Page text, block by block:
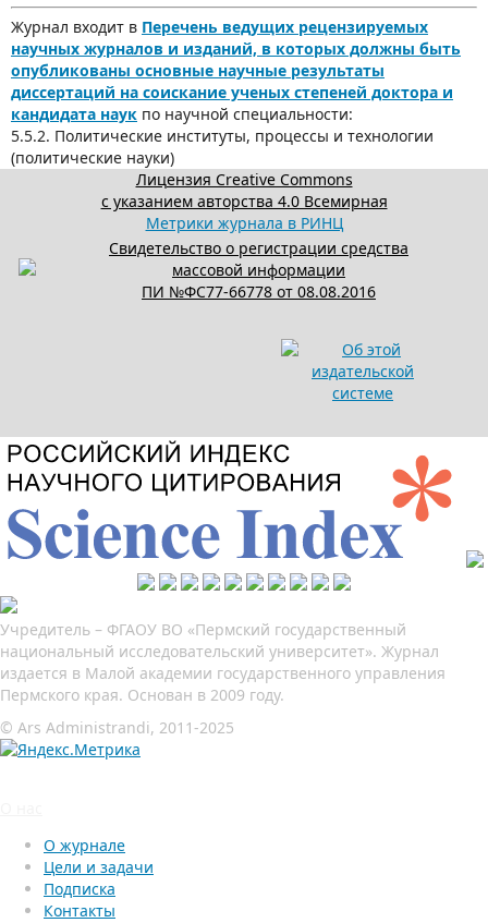
Журнал входит в Перечень ведущих рецензируемых
научных журналов и изданий, в которых должны быть
опубликованы основные научные результаты
диссертаций на соискание ученых степеней доктора и
кандидата наук по научной специальности:
5.5.2. Политические институты, процессы и технологии
(политические науки)
Лицензия Creative Commons
с указанием авторства 4.0 Всемирная
Метрики журнала в РИНЦ
Свидетельство о регистрации средства
массовой информации
ПИ №ФС77-66778 от 08.08.2016
Учредитель – ФГАОУ ВО «Пермский государственный
национальный исследовательский университет». Журнал
издается в Малой академии государственного управления
Пермского края. Основан в 2009 году.
© Ars Administrandi, 2011-2025
О журнале
Цели и задачи
Подписка
Контакты